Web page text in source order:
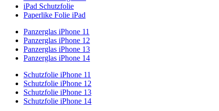
iPad Schutzfolie
Paperlike Folie iPad
Panzerglas iPhone 11
Panzerglas iPhone 12
Panzerglas iPhone 13
Panzerglas iPhone 14
Schutzfolie iPhone 11
Schutzfolie iPhone 12
Schutzfolie iPhone 13
Schutzfolie iPhone 14